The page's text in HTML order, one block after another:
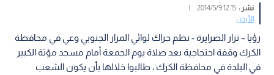
نشر :12:15 2014/5/9
|
الأردن
رؤيا – نزار الصرايرة - نظم حراك لوائي المزار الجنوبي وعي في محافظة
الكرك وقفة احتجاجية بعد صلاة يوم الجمعة أمام مسجد مؤتة الكبير
في البلدة في محافظة الكرك ، طالبوا خلالها بأن يكون الشعب